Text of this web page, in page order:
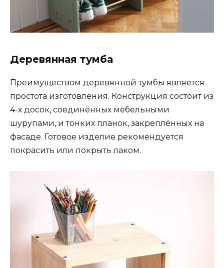
Деревянная тумба
Преимуществом деревянной тумбы является
простота изготовления. Конструкция состоит из
4-х досок, соединённых мебельными
шурупами, и тонких планок, закреплённых на
фасаде. Готовое изделие рекомендуется
покрасить или покрыть лаком.